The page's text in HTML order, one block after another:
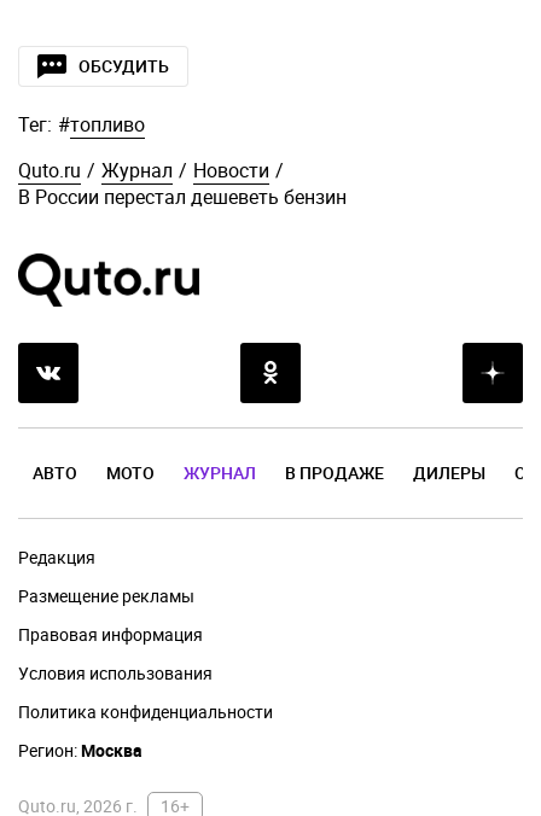
ОБСУДИТЬ
Тег: #топливо
Quto.ru / Журнал / Новости /
В России перестал дешеветь бензин
АВТО МОТО ЖУРНАЛ В ПРОДАЖЕ ДИЛЕРЫ
Редакция
Размещение рекламы
Правовая информация
Условия использования
Политика конфиденциальности
Регион:Москва
Quto.ru, 2026 г. 16+